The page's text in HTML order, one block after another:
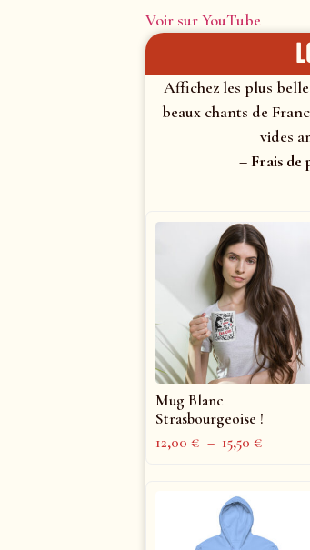
Voir sur YouTube
Affichez les plus
beaux chants de
vides
– Frais de
Mug Blanc
Strasbourgeoise !
12,00€ – 15,50€